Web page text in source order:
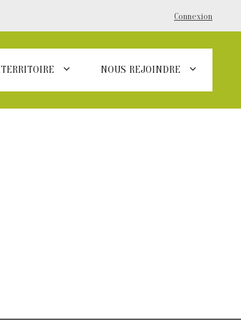
Connexion
TERRITOIRE NOUS REJOINDRE